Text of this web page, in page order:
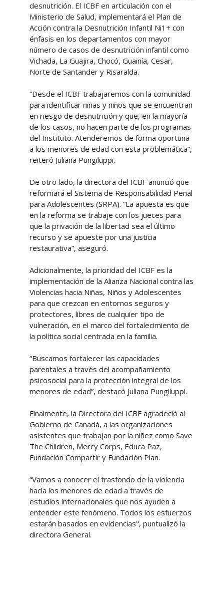
desnutrición. El ICBF en articulación con el
Ministerio de Salud, implementará el Plan de
Acción contra la Desnutrición Infantil Ni1+ con
énfasis en los departamentos con mayor
número de casos de desnutrición infantil como
Vichada, La Guajira, Chocó, Guainía, Cesar,
Norte de Santander y Risaralda.
“Desde el ICBF trabajaremos con la comunidad
para identificar niñas y niños que se encuentran
en riesgo de desnutrición y que, en la mayoría
de los casos, no hacen parte de los programas
del Instituto. Atenderemos de forma oportuna
a los menores de edad con esta problemática”,
reiteró Juliana Pungiluppi.
De otro lado, la directora del ICBF anunció que
reformará el Sistema de Responsabilidad Penal
para Adolescentes (SRPA). “La apuesta es que
en la reforma se trabaje con los jueces para
que la privación de la libertad sea el último
recurso y se apueste por una justicia
restaurativa”, aseguró.
Adicionalmente, la prioridad del ICBF es la
implementación de la Alianza Nacional contra las
Violencias hacia Niñas, Niños y Adolescentes
para que crezcan en entornos seguros y
protectores, libres de cualquier tipo de
vulneración, en el marco del fortalecimiento de
la política social centrada en la familia.
“Buscamos fortalecer las capacidades
parentales a través del acompañamiento
psicosocial para la protección integral de los
menores de edad”, destacó Juliana Pungiluppi.
Finalmente, la Directora del ICBF agradeció al
Gobierno de Canadá, a las organizaciones
asistentes que trabajan por la niñez como Save
The Children, Mercy Corps, Educa Paz,
Fundación Compartir y Fundación Plan.
“Vamos a conocer el trasfondo de la violencia
hacia los menores de edad a través de
estudios internacionales que nos ayuden a
entender este fenómeno. Todos los esfuerzos
estarán basados en evidencias", puntualizó la
directora General.